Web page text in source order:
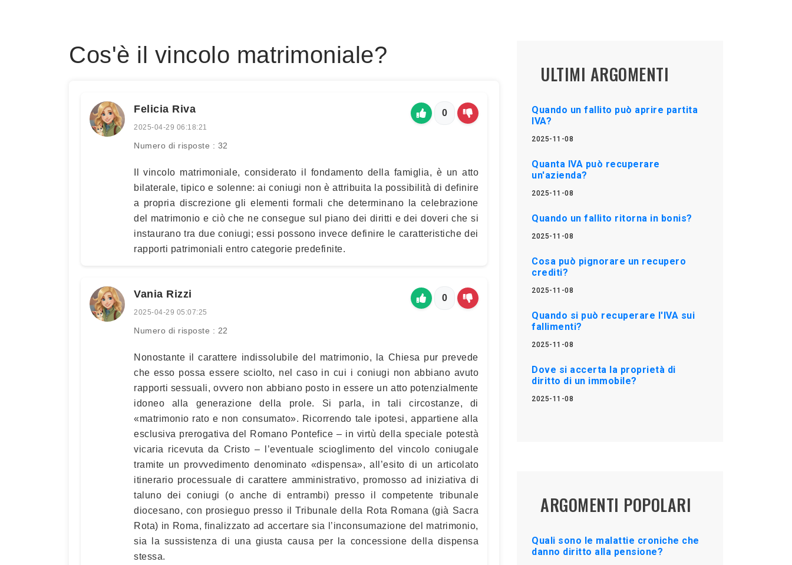
Cos'è il vincolo matrimoniale?
Felicia Riva
2025-04-29 06:18:21
Numero di risposte : 32
0
Il vincolo matrimoniale, considerato il fondamento della famiglia, è un atto
bilaterale, tipico e solenne: ai coniugi non è attribuita la possibilità di definire
a propria discrezione gli elementi formali che determinano la celebrazione
del matrimonio e ciò che ne consegue sul piano dei diritti e dei doveri che si
instaurano tra due coniugi; essi possono invece definire le caratteristiche dei
rapporti patrimoniali entro categorie predefinite.
Vania Rizzi
2025-04-29 05:07:25
Numero di risposte : 22
0
Nonostante il carattere indissolubile del matrimonio, la Chiesa pur prevede
che esso possa essere sciolto, nel caso in cui i coniugi non abbiano avuto
rapporti sessuali, ovvero non abbiano posto in essere un atto potenzialmente
idoneo alla generazione della prole. Si parla, in tali circostanze, di
«matrimonio rato e non consumato». Ricorrendo tale ipotesi, appartiene alla
esclusiva prerogativa del Romano Pontefice – in virtù della speciale potestà
vicaria ricevuta da Cristo – l’eventuale scioglimento del vincolo coniugale
tramite un provvedimento denominato «dispensa», all’esito di un articolato
itinerario processuale di carattere amministrativo, promosso ad iniziativa di
taluno dei coniugi (o anche di entrambi) presso il competente tribunale
diocesano, con prosieguo presso il Tribunale della Rota Romana (già Sacra
Rota) in Roma, finalizzato ad accertare sia l’inconsumazione del matrimonio,
sia la sussistenza di una giusta causa per la concessione della dispensa
stessa.
ULTIMI ARGOMENTI
Quando un fallito può aprire partita
IVA?
2025-11-08
Quanta IVA può recuperare
un'azienda?
2025-11-08
Quando un fallito ritorna in bonis?
2025-11-08
Cosa può pignorare un recupero
crediti?
2025-11-08
Quando si può recuperare l'IVA sui
fallimenti?
2025-11-08
Dove si accerta la proprietà di
diritto di un immobile?
2025-11-08
ARGOMENTI POPOLARI
Quali sono le malattie croniche che
danno diritto alla pensione?